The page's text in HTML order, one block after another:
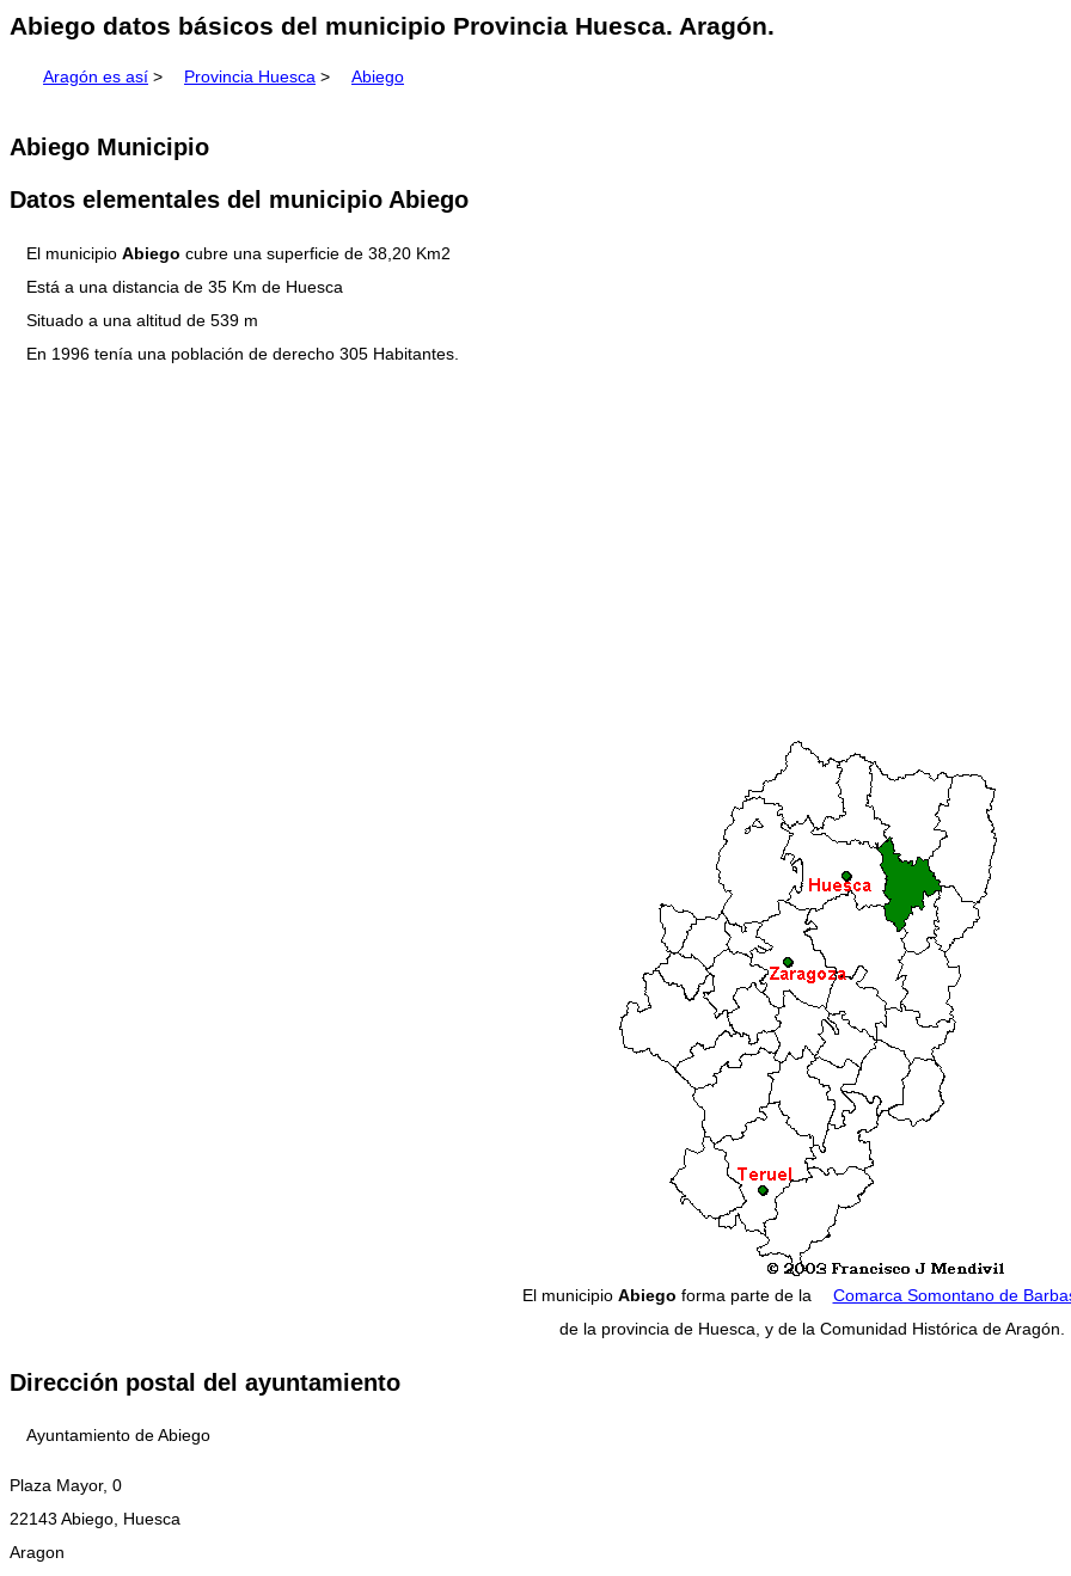
Abiego datos básicos del municipio Provincia Huesca. Aragón.
Aragón es así > Provincia Huesca > Abiego
Abiego Municipio
Datos elementales del municipio Abiego
El municipio Abiego cubre una superficie de 38,20 Km2
Está a una distancia de 35 Km de Huesca
Situado a una altitud de 539 m
En 1996 tenía una población de derecho 305 Habitantes.
El municipio Abiego forma parte de la Comarca Somontano de
de la provincia de Huesca, y de la Comunidad Histórica de Aragón.
Dirección postal del ayuntamiento
Ayuntamiento de Abiego
Plaza Mayor, 0
22143 Abiego, Huesca
Aragon